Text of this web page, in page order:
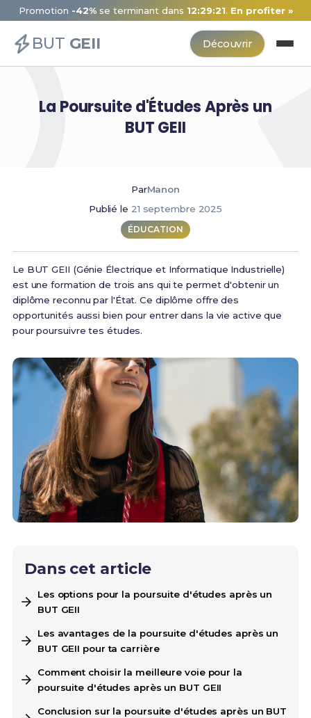
Promotion -42%se terminant dans 12:29:20.En profiter »
BUT GEII Découvrir
La Poursuite d'Études Après un
BUT GEII
ParManon
Publié le 21 septembre 2025
ÉDUCATION
Le BUT GEII (Génie Électrique et Informatique Industrielle)
est une formation de trois ans qui te permet d'obtenir un
diplôme reconnu par l'État. Ce diplôme offre des
opportunités aussi bien pour entrer dans la vie active que
pour poursuivre tes études.
Dans cet article
Les options pour la poursuite d'études après un
BUT GEII
Les avantages de la poursuite d'études après un
BUT GEII pour ta carrière
Comment choisir la meilleure voie pour la
poursuite d'études après un BUT GEII
Conclusion sur la poursuite d'études après un BUT